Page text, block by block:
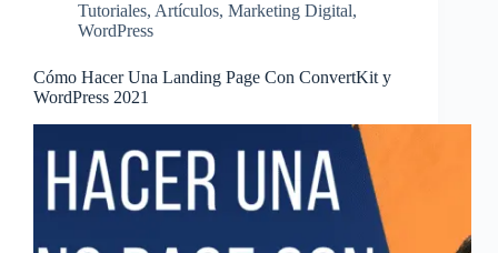
Tutoriales, Artículos, Marketing Digital,
WordPress
Cómo Hacer Una Landing Page Con ConvertKit y
WordPress 2021